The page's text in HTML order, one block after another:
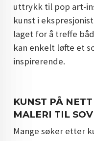
uttrykk til pop art-
kunst i
laget for å treffe
kan enkelt løfte et
inspirerende.
KUNST PÅ
MALERI TIL
Mange søker etter